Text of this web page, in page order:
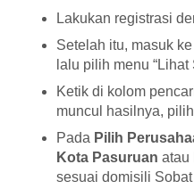
Lakukan registrasi
Setelah itu, masuk
lalu pilih menu “Lihat
Ketik di kolom
muncul hasilnya,
Pada Pilih
Kota Pasuruan atau
sesuai domisili Sobat